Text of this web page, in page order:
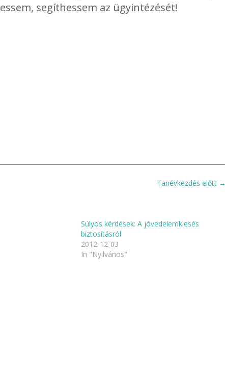
segíthessem az ügyintézését!
Tanévkezdés előtt →
Súlyos kérdések: A jövedelemkiesés
biztosításról
2012-12-03
In "Nyilvános"